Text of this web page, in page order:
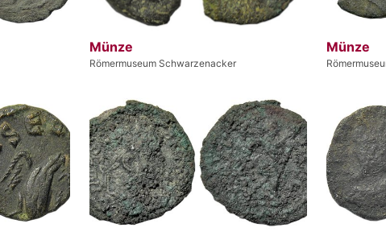
Münze
Römermuseum Schwarzenacker
Münze